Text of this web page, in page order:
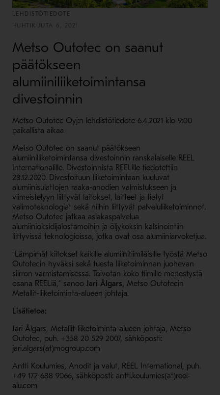
LEHDISTÖTIEDOTE
HUHTIKUUTA 6, 2021
Metso Outotec on saanut
päätökseen
alumiiniliiketoimintansa
divestoinnin
Metso Outotec Oyj:n lehdistötiedote 6.4.2021 klo 9:00
paikallista aikaa
Metso Outotec on saanut päätökseen
alumiiniliiketoimintansa divestoinnin ranskalaiselle REEL
Internationalille. Divestoinnista REELille tiedotettiin
28.12.2020. Divestoituun liiketoimintaan kuuluvat
alumiinisulattojen raaka-anodien valmistukseen ja
viimeistelyyn liittyvät laitokset, laitteet ja tietyt
valimoteknologiat sekä niihin liittyvät palveluliiketoiminnot.
Metso Outotec jatkaa asiakaspalvelua
alumiinioksidijalostamoihin ja öljykoksin kalsinointiin
liittyvissä teknologioissa, jotka ovat osa alumiiniarvoketjua.
“Lämpimät kiitokset kaikille alumiinitiimiläisille työstä Metso
Outotecin hyväksi sekä tuesta liiketoiminnan juohevan
siirron varmistamisessa. Toivotan koko tiimille menestystä
osana REELiä,” sanoo Jari Ålgars, Metso Outotecin
Metallit-liiketoiminta-alueen johtaja.
Lisätietoa:
Jari Ålgars, Metallit-liiketoiminta-alueen johtaja, Metso
Outotec, puh. +358 20 529 2007, sähköposti:
jari.algars(at)mogroup.com
Antti Koulumies, Anodit ja valut, REEL International, puh.
+49 172 688 9066, sähköposti: antti.koulumies(at)reel-
alu.com